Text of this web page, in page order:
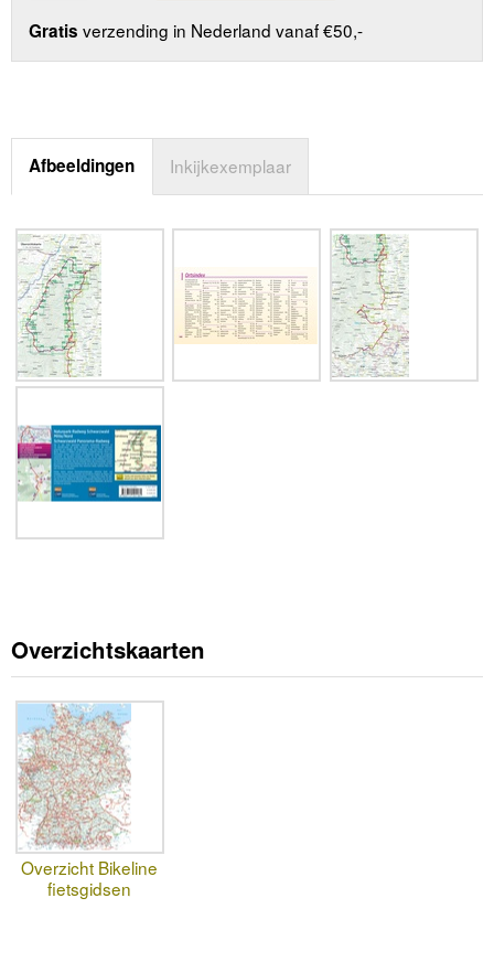
Gratis verzending in Nederland vanaf €50,-
Afbeeldingen Inkijkexemplaar
Overzichtskaarten
Overzicht Bikeline
fietsgidsen